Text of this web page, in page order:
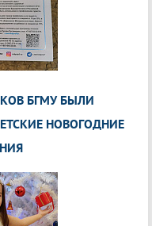
БГМУ БЫЛИ
НОВОГОДНИЕ